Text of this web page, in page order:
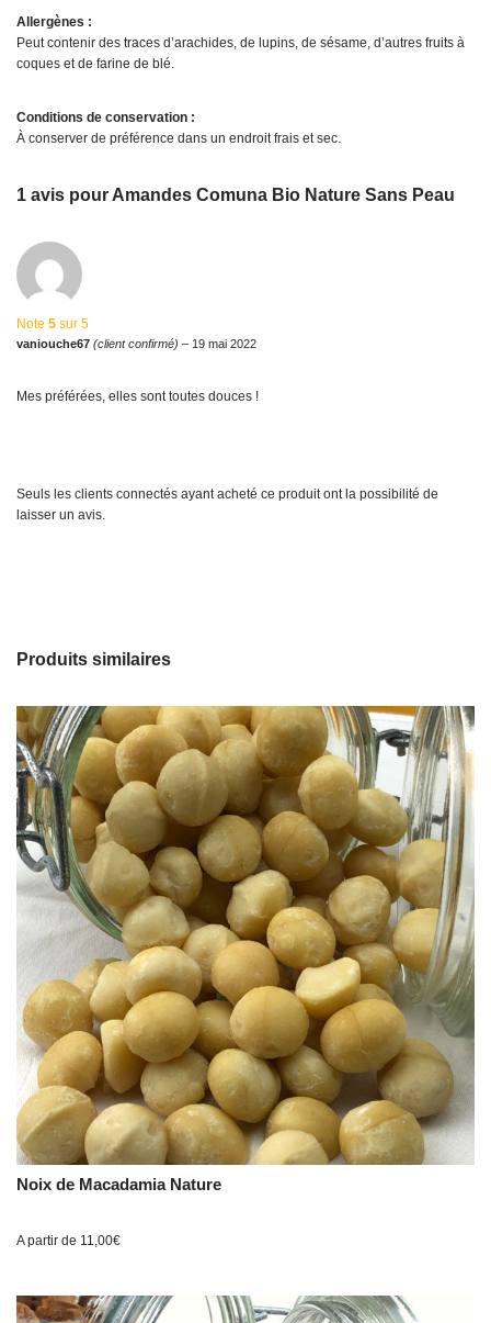
Allergènes :
Peut contenir des traces d’arachides, de lupins, de sésame, d’autres fruits à
coques et de farine de blé.
Conditions de conservation :
À conserver de préférence dans un endroit frais et sec.
1 avis pour Amandes Comuna Bio Nature Sans Peau
Note 5 sur 5
vaniouche67 (client confirmé) – 19 mai 2022
Mes préférées, elles sont toutes douces !
Seuls les clients connectés ayant acheté ce produit ont la possibilité de
laisser un avis.
Produits similaires
Noix de Macadamia Nature
A partir de 11,00€